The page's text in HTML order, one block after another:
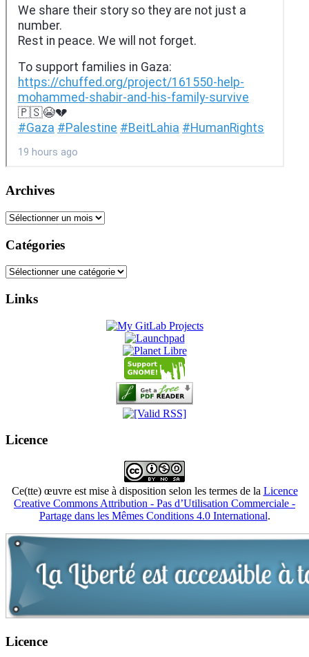
Archives
Archives
Catégories
Catégories
Links
Licence
Ce(tte) œuvre est mise à disposition selon les termes de la Licence
Creative Commons Attribution - Pas d’Utilisation Commerciale -
Partage dans les Mêmes Conditions 4.0 International.
Licence